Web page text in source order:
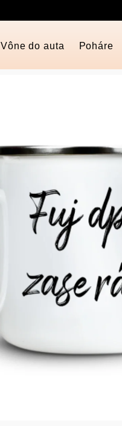
Vône do auta Poháre